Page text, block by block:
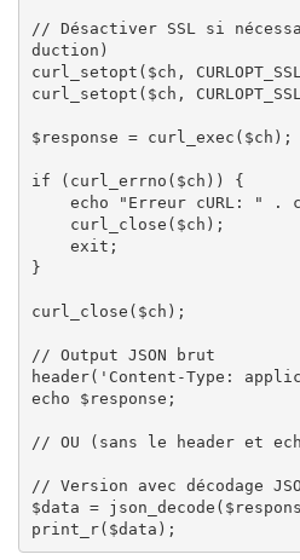
// Désactiver SSL si
duction)
curl_setopt($ch,
curl_setopt($ch,
$response = curl_exec($ch);
if (curl_errno($ch)) {
}
curl_close($ch);
// Output JSON brut
header('Content-Type:
echo $response;
// OU (sans le header et
// Version avec décodage
$data =